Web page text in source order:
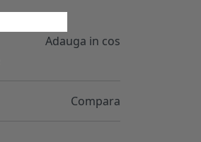
Adauga in cos
Compara